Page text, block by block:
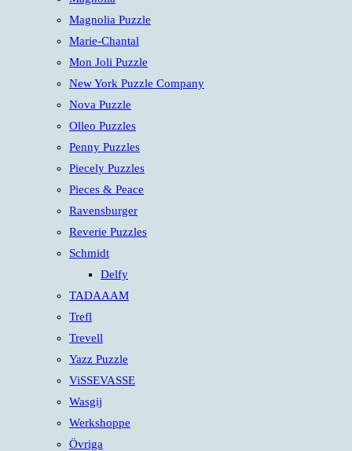
Magnolia Puzzle
Marie-Chantal
Mon Joli Puzzle
New York Puzzle Company
Nova Puzzle
Olleo Puzzles
Penny Puzzles
Piecely Puzzles
Pieces & Peace
Ravensburger
Reverie Puzzles
Schmidt
Delfy
TADAAAM
Trefl
Trevell
Yazz Puzzle
ViSSEVASSE
Wasgij
Werkshoppe
Övriga